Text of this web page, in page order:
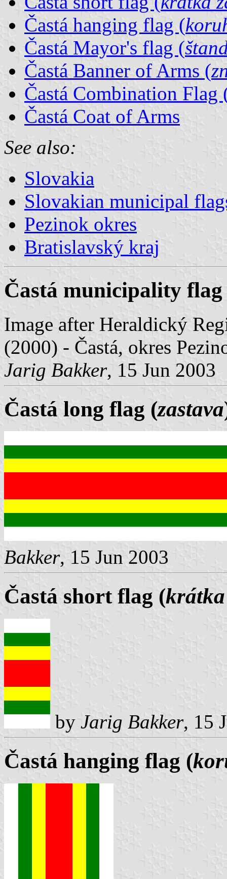
Častá hanging flag (
Častá Mayor's flag (
Častá Banner of Arms (
Častá Combination Flag
Častá Coat of Arms
See also:
Slovakia
Slovakian municipal
Pezinok okres
Bratislavský kraj
Častá municipality flag
Image after Heraldický
(2000) - Častá, okres
Jarig Bakker, 15 Jun 2003
Častá long flag (zastava
Bakker, 15 Jun 2003
Častá short flag (krátka
by Jarig Bakker, 15
Častá hanging flag (